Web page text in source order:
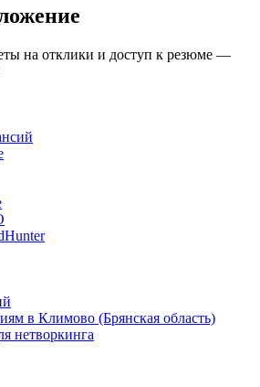
на отклики и доступ к резюме —
в Климово (Брянская область)
нетворкинга